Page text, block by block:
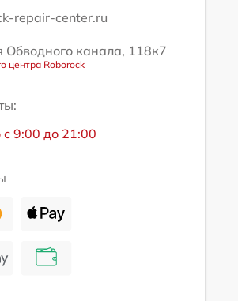
repair-center.ru
канала, 118к7
центра Roborock
9:00 до 21:00